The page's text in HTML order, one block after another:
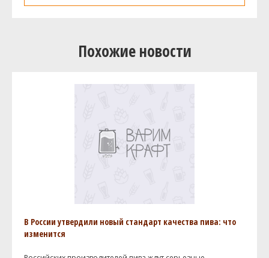
Похожие новости
В России утвердили новый стандарт качества пива: что
изменится